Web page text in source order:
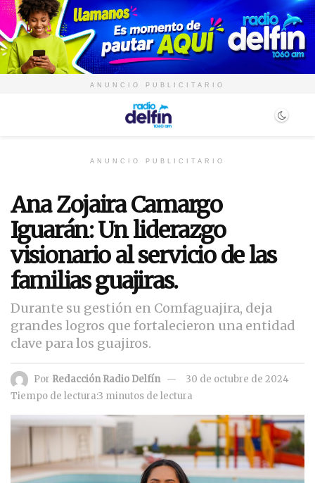
ANUNCIO PUBLICITARIO
ANUNCIO PUBLICITARIO
Ana Zojaira Camargo
Iguarán: Un liderazgo
visionario al servicio de las
familias guajiras.
Durante su gestión en Comfaguajira, deja
grandes logros que fortalecieron una entidad
clave para los guajiros.
Por Redacción Radio Delfín
30 de octubre de 2024
Tiempo de lectura:3 minutos de lectura